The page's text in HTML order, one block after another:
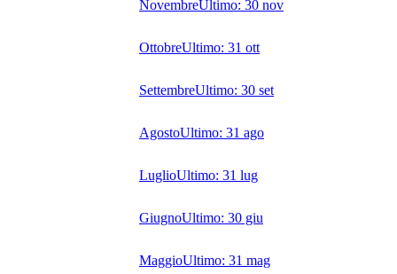
NovembreUltimo: 30 nov
OttobreUltimo: 31 ott
SettembreUltimo: 30 set
AgostoUltimo: 31 ago
LuglioUltimo: 31 lug
GiugnoUltimo: 30 giu
MaggioUltimo: 31 mag